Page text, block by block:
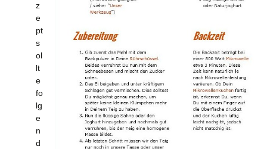
z
e
pt
s
ol
lt
e
fo
lg
e
n
d